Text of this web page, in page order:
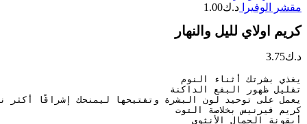
مقشر الوفيرا د.ك1.00
كريم اولاي لليل والنهار
د.ك3.75